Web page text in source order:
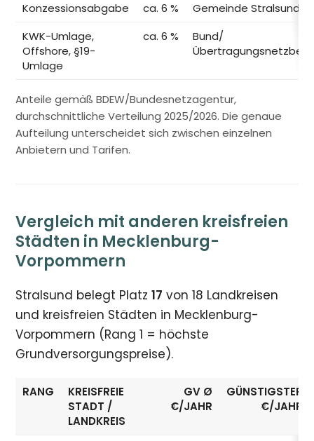
Konzessionsabgabe ca. 6 %
Gemeinde Stralsund
KWK-Umlage,
Offshore, §19-
Umlage
ca. 6 %
Bund/
Anteile gemäß BDEW/Bundesnetzagentur,
durchschnittliche Verteilung 2025/2026. Die genaue
Aufteilung unterscheidet sich zwischen einzelnen
Anbietern und Tarifen.
Vergleich mit anderen kreisfreien
Städten in Mecklenburg-
Vorpommern
Stralsund belegt Platz17 von 18 Landkreisen
und kreisfreien Städten in Mecklenburg-
Vorpommern (Rang 1 = höchste
Grundversorgungspreise).
RANG
KREISFREIE
STADT /
LANDKREIS
GV Ø
€/JAHR
GÜNSTIGSTER
€/JAHR